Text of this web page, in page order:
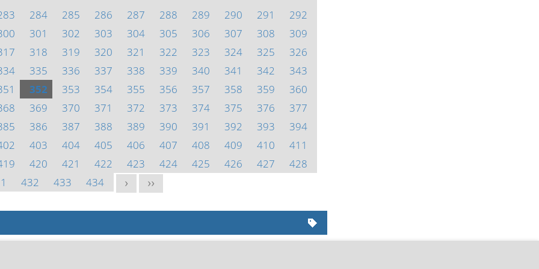
284 285 286 287 288 289 290 291
292
301 302 303 304 305 306 307 308
309
318 319 320 321 322 323 324 325
326
335 336 337 338 339 340 341 342
343
352 353 354 355 356 357 358 359
360
369 370 371 372 373 374 375 376
377
386 387 388 389 390 391 392 393
394
403 404 405 406 407 408 409 410
411
420 421 422 423 424 425 426 427
428
432 433 434 > >>